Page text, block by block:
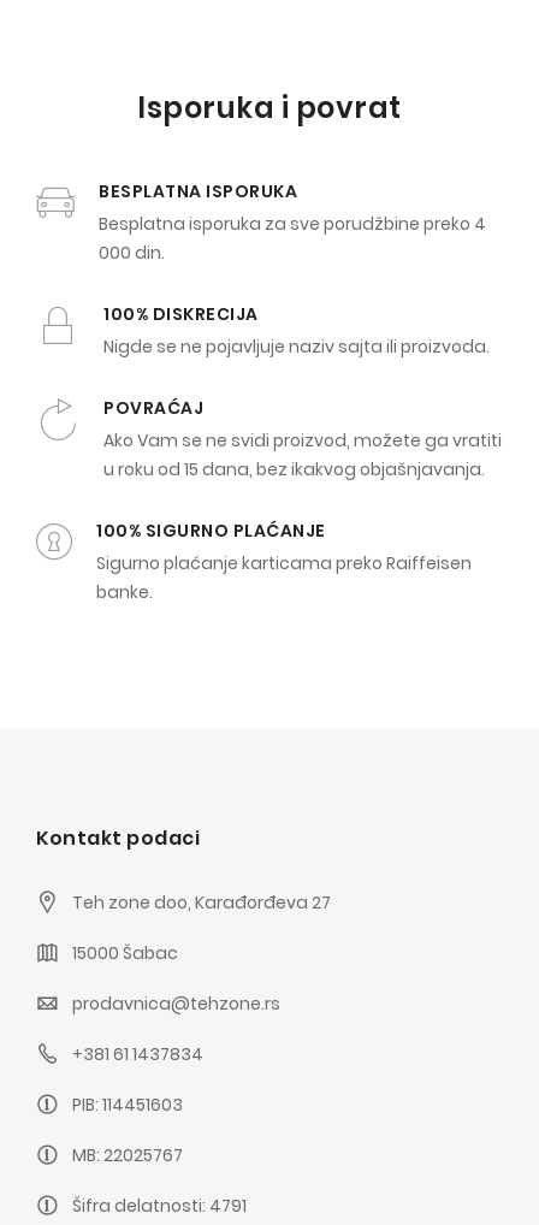
Isporuka i povrat
BESPLATNA ISPORUKA
Besplatna isporuka za sve porudžbine preko 4
000 din.
100% DISKRECIJA
Nigde se ne pojavljuje naziv sajta ili proizvoda.
POVRAĆAJ
Ako Vam se ne svidi proizvod, možete ga vratiti
u roku od 15 dana, bez ikakvog objašnjavanja.
100% SIGURNO PLAĆANJE
Sigurno plaćanje karticama preko Raiffeisen
banke.
Kontakt podaci
Teh zone doo, Karađorđeva 27
15000 Šabac
prodavnica@tehzone.rs
+381 61 1437834
PIB: 114451603
MB: 22025767
Šifra delatnosti: 4791